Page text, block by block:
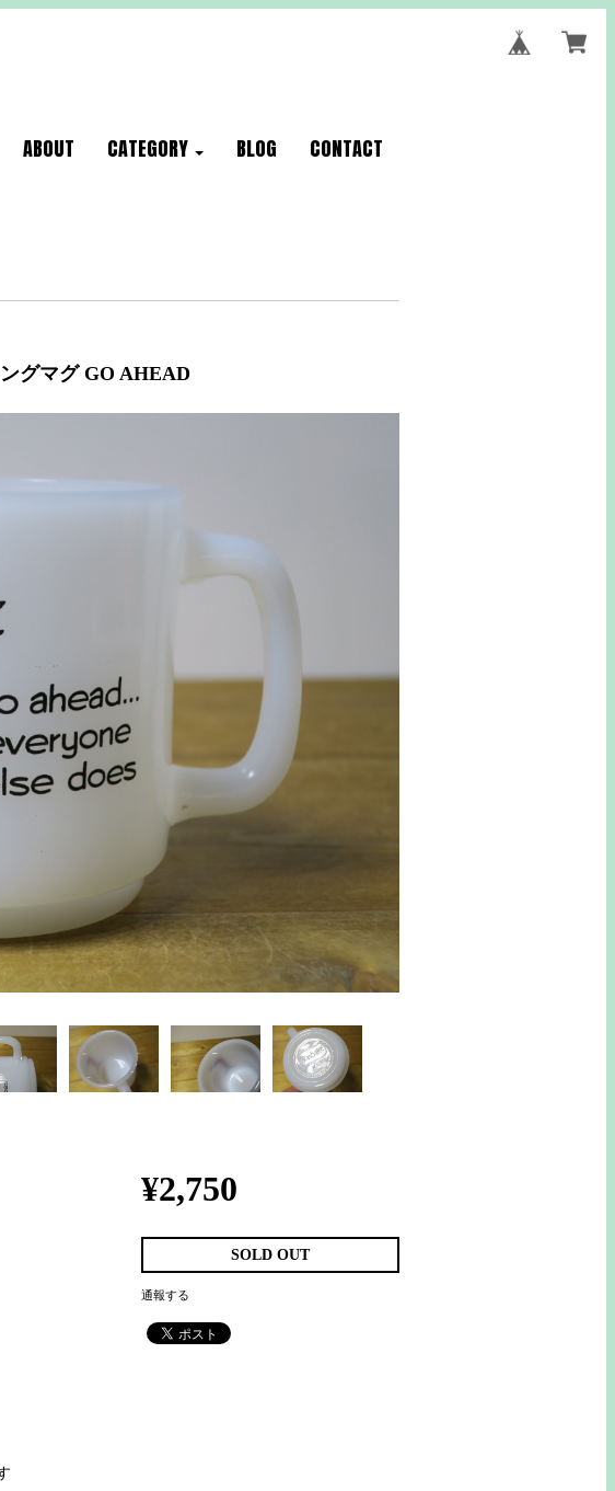
ABOUT CATEGORY BLOG CONTACT
グマグ GO AHEAD
¥2,750
SOLD OUT
通報する